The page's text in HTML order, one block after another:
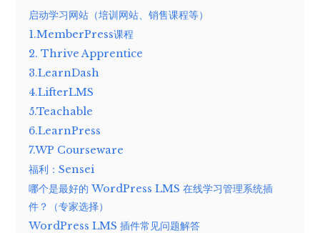
启动学习网站（培训网站、销售课程等）
1.MemberPress课程
2. Thrive Apprentice
3.LearnDash
4.LifterLMS
5.Teachable
6.LearnPress
7.WP Courseware
福利：Sensei
哪个是最好的 WordPress LMS 在线学习管理系统插
件？（专家选择）
WordPress LMS 插件常见问题解答